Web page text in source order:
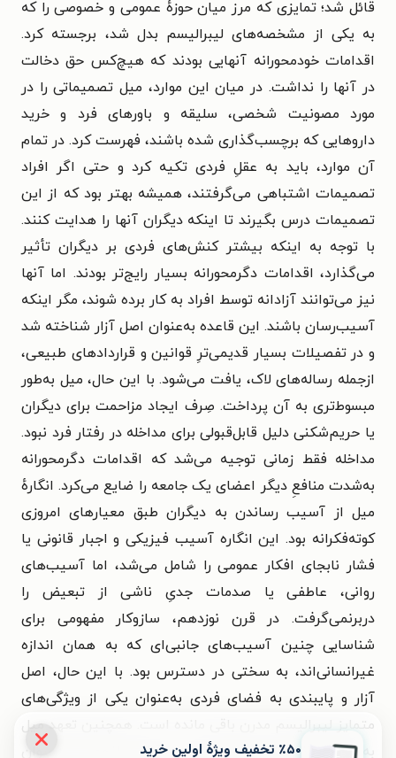
قائل شد؛ تمایزی که مرز میان حوزهٔ عمومی و خصوصی را که
به یکی از مشخصه‌های لیبرالیسم بدل شد، برجسته کرد.
اقدامات خودمحورانه آنهایی بودند که هیچ‌کس حق دخالت
در آنها را نداشت. در میان این موارد، میل تصمیماتی را در
مورد مصونیت شخصی، سلیقه و باورهای فرد و خرید
داروهایی که برچسب‌گذاری شده باشند، فهرست کرد. در تمام
آن موارد، باید به عقلِ فردی تکیه کرد و حتی اگر افراد
تصمیمات اشتباهی می‌گرفتند، همیشه بهتر بود که از این
تصمیمات درس بگیرند تا اینکه دیگران آنها را هدایت کنند.
با توجه به اینکه بیشتر کنش‌های فردی بر دیگران تأثیر
می‌گذارد، اقدامات دگرمحورانه بسیار رایج‌تر بودند. اما آنها
نیز می‌توانند آزادانه توسط افراد به کار برده شوند، مگر اینکه
آسیب‌رسان باشند. این قاعده به‌عنوان اصل آزار شناخته شد
و در تفصیلات بسیار قدیمی‌ترِ قوانین و قراردادهای طبیعی،
ازجمله رساله‌های لاک، یافت می‌شود. با این حال، میل به‌طور
مبسوط‌تری به آن پرداخت. صِرف ایجاد مزاحمت برای دیگران
یا حریم‌شکنی دلیل قابل‌قبولی برای مداخله در رفتار فرد نبود.
مداخله فقط زمانی توجیه می‌شد که اقدامات دگرمحورانه
به‌شدت منافعِ دیگر اعضای یک جامعه را ضایع می‌کرد. انگارهٔ
میل از آسیب رساندن به دیگران طبق معیارهای امروزی
کوته‌فکرانه بود. این انگاره آسیب فیزیکی و اجبار قانونی یا
فشار نابجای افکار عمومی را شامل می‌شد، اما آسیب‌های
روانی، عاطفی یا صدمات جدیِ ناشی از تبعیض را
دربرنمی‌گرفت. در قرن نوزدهم، سازوکار مفهومی برای
شناسایی چنین آسیب‌های جانبی‌ای که به همان اندازه
غیرانسانی‌اند، به سختی در دسترس بود. با این حال، اصل
آزار و پایبندی به فضای فردی به‌عنوان یکی از ویژگی‌های
متمایز لیبرالیسم مدرن باقی مانده است. همچنین تعهد میل
به آزادی اندیشه، آزادی بیان و آزادی انجمن، به‌عنوان
٪۵۰ تخفیف ویژۀ اولین خرید